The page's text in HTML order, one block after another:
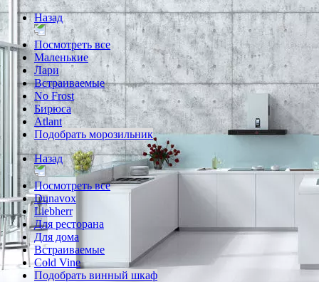
Назад
Посмотреть все
Маленькие
Лари
Встраиваемые
No Frost
Бирюса
Atlant
Подобрать морозильник
Назад
Посмотреть все
Dunavox
Liebherr
Для ресторана
Для дома
Встраиваемые
Cold Vine
Подобрать винный шкаф